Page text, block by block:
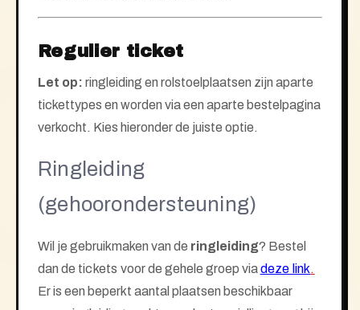
Regulier ticket
Let op: ringleiding en rolstoelplaatsen zijn aparte
tickettypes en worden via een aparte bestelpagina
verkocht. Kies hieronder de juiste optie.
Ringleiding
(gehoorondersteuning)
Wil je gebruikmaken van de ringleiding? Bestel
dan de tickets voor de gehele groep viadeze link.
Er is een beperkt aantal plaatsen beschikbaar